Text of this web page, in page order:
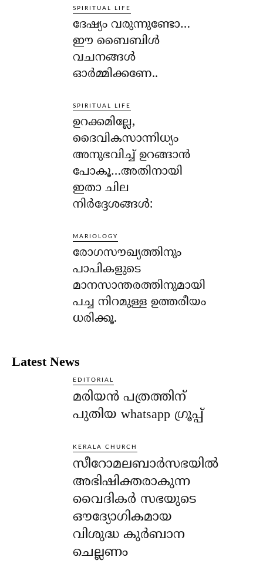
SPIRITUAL LIFE
ദേഷ്യം വരുന്നുണ്ടോ…
ഈ ബൈബിള്‍
വചനങ്ങള്‍
ഓര്‍മ്മിക്കണേ..
SPIRITUAL LIFE
ഉറക്കമില്ലേ,
ദൈവികസാന്നിധ്യം
അനുഭവിച്ച് ഉറങ്ങാന്‍
പോകൂ…അതിനായി
ഇതാ ചില
നിര്‍ദ്ദേശങ്ങള്‍:
MARIOLOGY
രോഗസൗഖ്യത്തിനും
പാപികളുടെ
മാനസാന്തരത്തിനുമായി
പച്ച നിറമുള്ള ഉത്തരീയം
ധരിക്കൂ.
Latest News
EDITORIAL
മരിയൻ പത്രത്തിന്
പുതിയ whatsapp ഗ്രൂപ്പ്
KERALA CHURCH
സീറോമലബാർസഭയിൽ
അഭിഷിക്തരാകുന്ന
വൈദികർ സഭയുടെ
ഔദ്യോഗികമായ
വിശുദ്ധ കുർബാന
ചെല്ലണം